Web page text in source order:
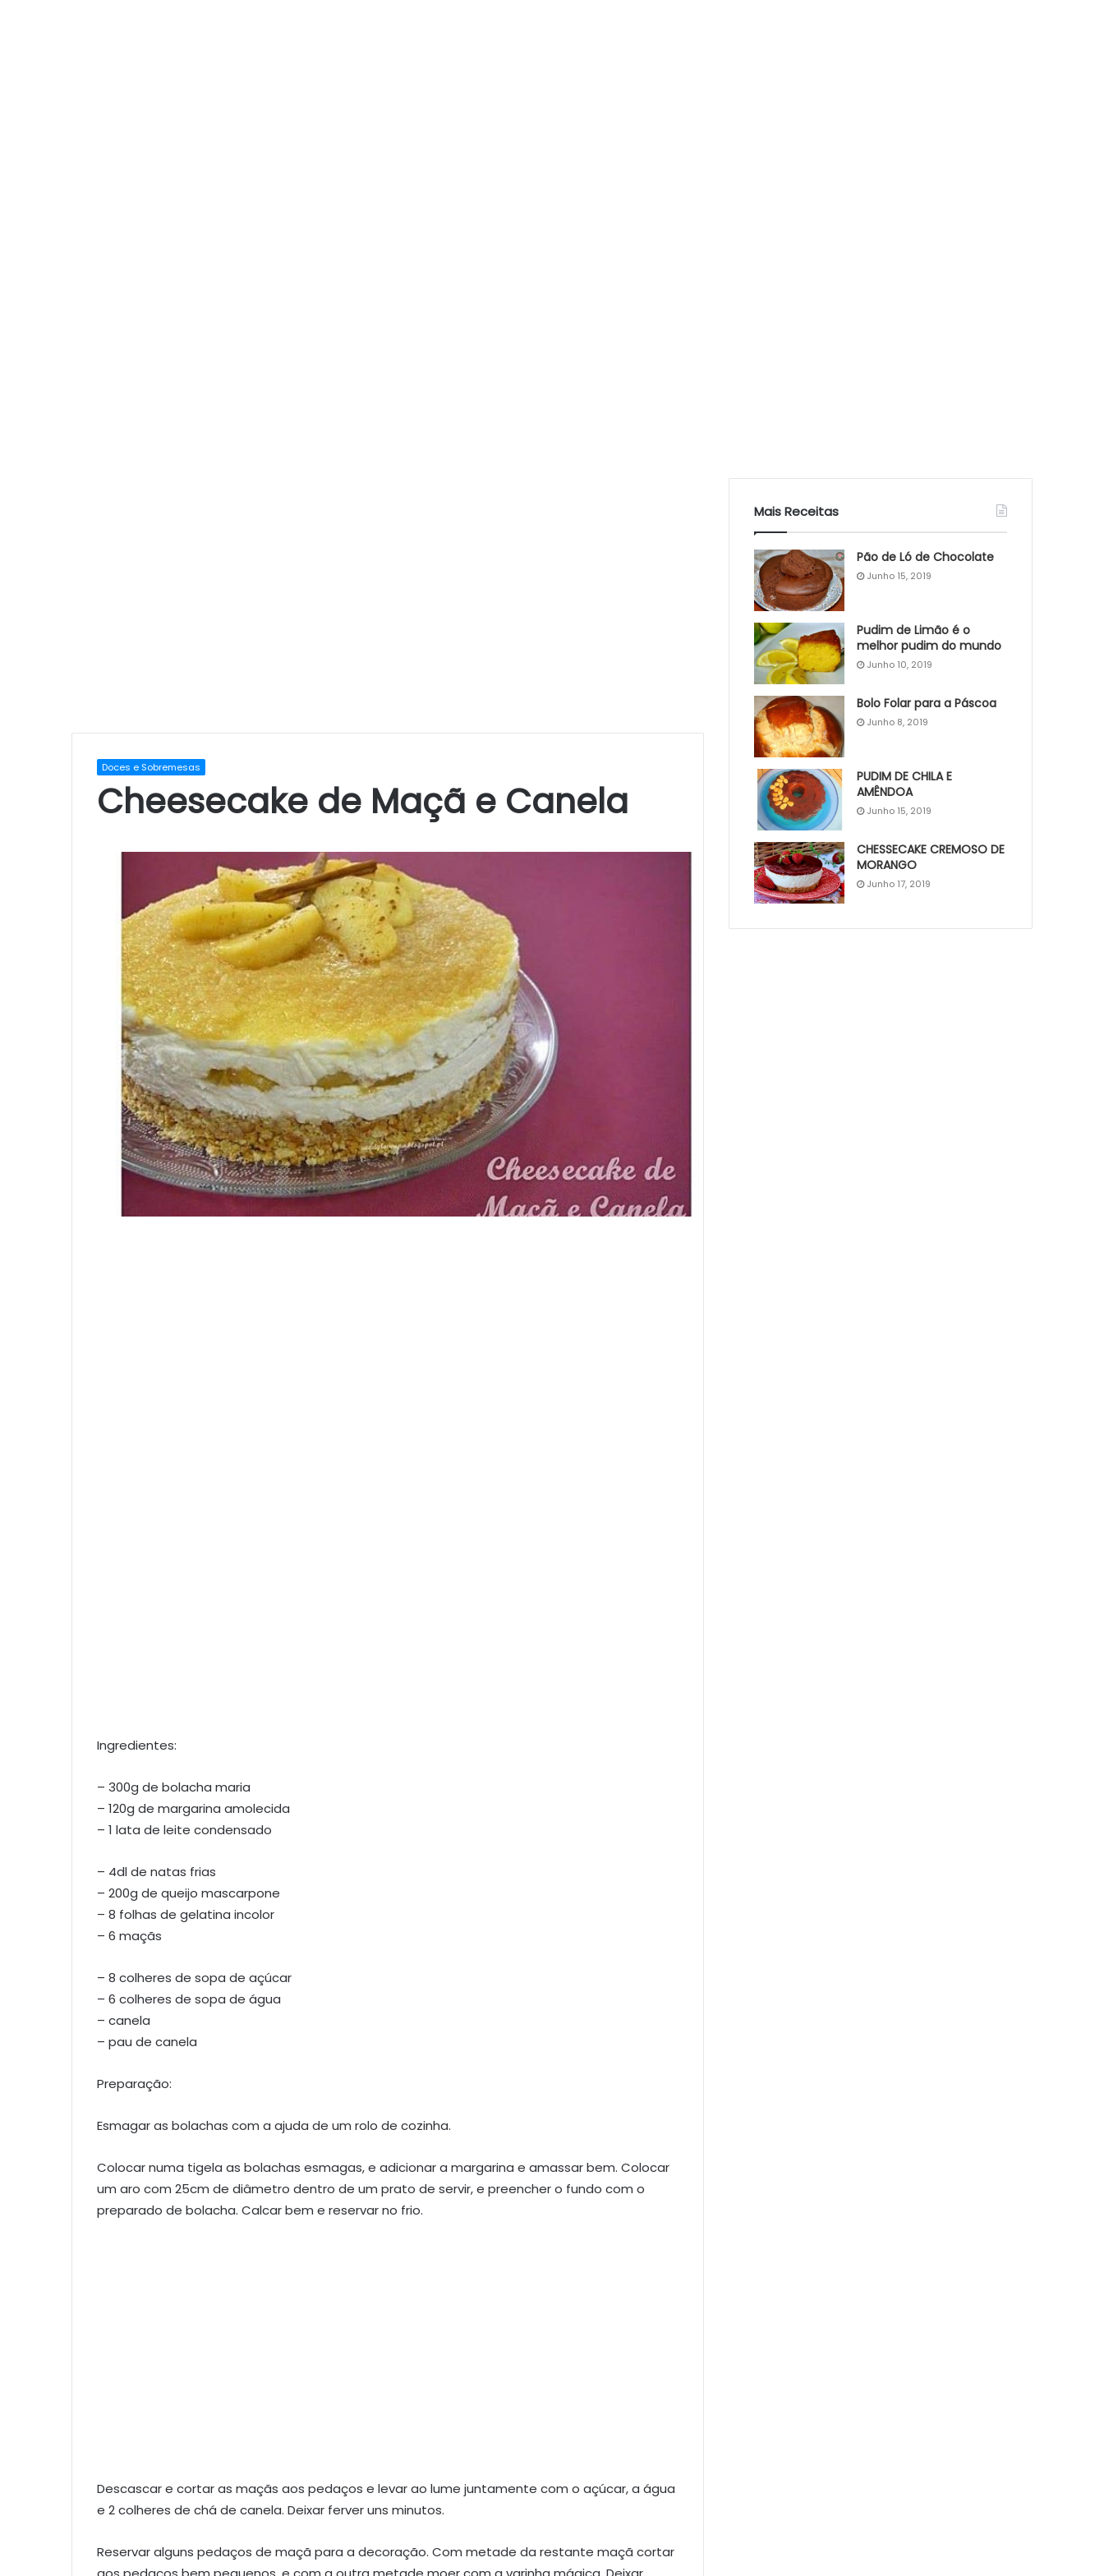
Doces e Sobremesas
Cheesecake de Maçã e Canela
Ingredientes:
– 300g de bolacha maria
– 120g de margarina amolecida
– 1 lata de leite condensado
– 4dl de natas frias
– 200g de queijo mascarpone
– 8 folhas de gelatina incolor
– 6 maçãs
– 8 colheres de sopa de açúcar
– 6 colheres de sopa de água
– canela
– pau de canela
Preparação:
Esmagar as bolachas com a ajuda de um rolo de cozinha.
Colocar numa tigela as bolachas esmagas, e adicionar a margarina e amassar bem. Colocar
um aro com 25cm de diâmetro dentro de um prato de servir, e preencher o fundo com o
preparado de bolacha. Calcar bem e reservar no frio.
Descascar e cortar as maçãs aos pedaços e levar ao lume juntamente com o açúcar, a água
e 2 colheres de chá de canela. Deixar ferver uns minutos.
Reservar alguns pedaços de maçã para a decoração. Com metade da restante maçã cortar
Mais Receitas
Pão de Ló de Chocolate
Junho 15, 2019
Pudim de Limão é o
melhor pudim do mundo
Junho 10, 2019
Bolo Folar para a Páscoa
Junho 8, 2019
PUDIM DE CHILA E
AMÊNDOA
Junho 15, 2019
CHESSECAKE CREMOSO DE
MORANGO
Junho 17, 2019